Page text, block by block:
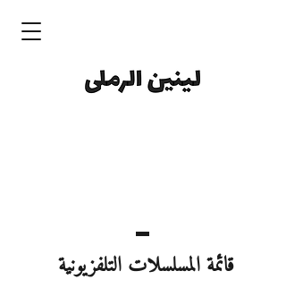
قائمة المسلسلات التلفزيونية